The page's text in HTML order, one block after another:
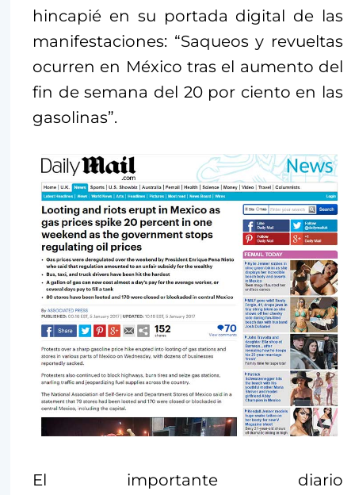
hincapié en su portada digital de las
manifestaciones: “Saqueos y revueltas
ocurren en México tras el aumento del
fin de semana del 20 por ciento en las
gasolinas”.
El importante diario